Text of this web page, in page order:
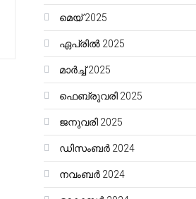
മെയ്‌ 2025
ഏപ്രിൽ 2025
മാർച്ച്‌ 2025
ഫെബ്രുവരി 2025
ജനുവരി 2025
ഡിസംബർ 2024
നവംബർ 2024